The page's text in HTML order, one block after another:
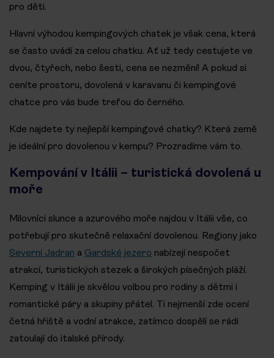
pro děti.
Hlavní výhodou kempingových chatek je však cena, která
se často uvádí za celou chatku. Ať už tedy cestujete ve
dvou, čtyřech, nebo šesti, cena se nezmění! A pokud si
ceníte prostoru, dovolená v karavanu či kempingové
chatce pro vás bude trefou do černého.
Kde najdete ty nejlepší kempingové chatky? Která země
je ideální pro dovolenou v kempu? Prozradíme vám to.
Kempování v Itálii – turistická dovolená u
moře
Milovníci slunce a azurového moře najdou v Itálii vše, co
potřebují pro skutečně relaxační dovolenou. Regiony jako
Severní Jadran a Gardské jezero nabízejí nespočet
atrakcí, turistických stezek a širokých písečných pláží.
Kemping v Itálii je skvělou volbou pro rodiny s dětmi i
romantické páry a skupiny přátel. Ti nejmenší zde ocení
četná hřiště a vodní atrakce, zatímco dospělí se rádi
zatoulají do italské přírody.